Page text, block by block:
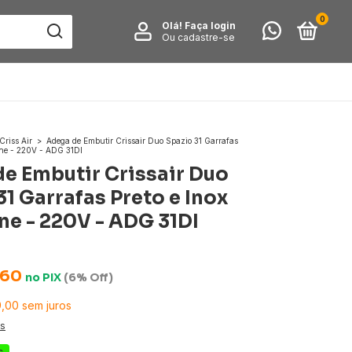
Olá! Faça login
Ou cadastre-se
0
Criss Air > Adega de Embutir Crissair Duo Spazio 31 Garrafas
- 220V - ADG 31DI
Embutir Crissair Duo
Garrafas Preto e Inox
- 220V - ADG 31DI
no PIX (6% Off)
sem juros